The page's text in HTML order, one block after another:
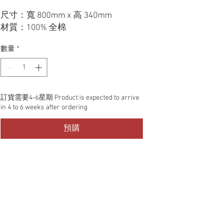
尺寸：寬 800mm x 高 340mm
材質：100% 全棉
數量 *
訂貨需要4-6星期 Product is expected to arrive
in 4 to 6 weeks after ordering
預購